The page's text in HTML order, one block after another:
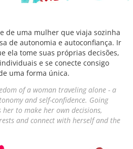
de uma mulher que viaja sozinha
de autonomia e autoconfiança. Ir
ela tome suas próprias decisões,
e se conecte consigo
uma forma única.
of a woman traveling alone - a
and self-confidence. Going
to make her own decisions,
and connect with herself and the